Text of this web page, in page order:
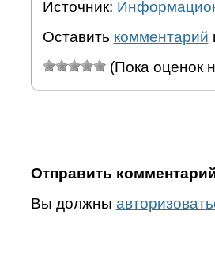
Источник:
Оставить комментарий
(Пока оценок
Отправить
Вы должны